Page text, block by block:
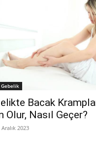
Bacak
Olur, Nasıl Geçer?
Aralık 2023